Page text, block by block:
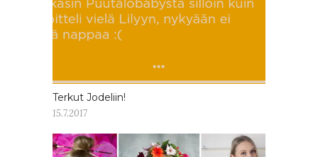
Terkut Jodeliin!
15.7.2017